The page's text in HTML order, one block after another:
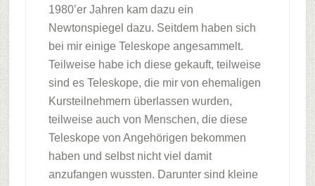
1980’er Jahren kam dazu ein
Newtonspiegel dazu. Seitdem haben sich
bei mir einige Teleskope angesammelt.
Teilweise habe ich diese gekauft, teilweise
sind es Teleskope, die mir von ehemaligen
Kursteilnehmern überlassen wurden,
teilweise auch von Menschen, die diese
Teleskope von Angehörigen bekommen
haben und selbst nicht viel damit
anzufangen wussten. Darunter sind kleine